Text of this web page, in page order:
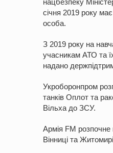
січня 2019 року
особа.
З 2019 року на
учасникам АТО та
надано
Укроборонпром
танків Оплот та
Вільха до ЗСУ.
Армія FM розпочне
Вінниці та